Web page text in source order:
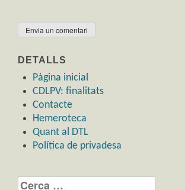
DETALLS
Pàgina inicial
CDLPV: finalitats
Contacte
Hemeroteca
Quant al DTL
Política de privadesa
Cerca: